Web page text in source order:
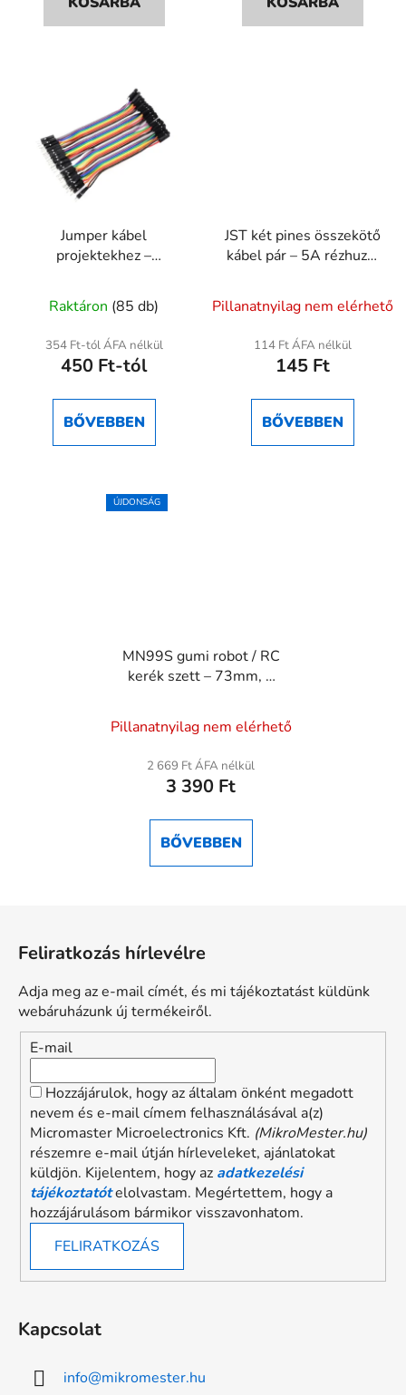
Jumper kábel
projektekhez –
Anya / Anya-Apa / Apa-
Apatermék
átlagos
értékelése
ből
Raktáron (85 db)
354 Ft-tól ÁFA nélkül
450 Ft-tól
BŐVEBBEN
JST két pines összekötő
kábel pár – 5A rézhuzal
termék
átlagos
értékelése
ből
Pillanatnyilag nem elérhető
114 Ft ÁFA nélkül
145 Ft
BŐVEBBEN
ÚJDONSÁG
MN99S gumi robot / RC
kerék szett – 73mm, 4
Pillanatnyilag nem elérhető
2 669 Ft ÁFA nélkül
3 390 Ft
BŐVEBBEN
Feliratkozás hírlevélre
Adja meg az e-mail címét, és mi tájékoztatást küldünk
webáruházunk új termékeiről.
E-mail
Hozzájárulok, hogy az általam önként megadott
nevem és e-mail címem felhasználásával a(z)
Micromaster Microelectronics Kft. (MikroMester.hu)
részemre e-mail útján hírleveleket, ajánlatokat
küldjön. Kijelentem, hogy az adatkezelési
tájékoztatótelolvastam. Megértettem, hogy a
hozzájárulásom bármikor visszavonhatom.
FELIRATKOZÁS
Kapcsolat
info@mikromester.hu